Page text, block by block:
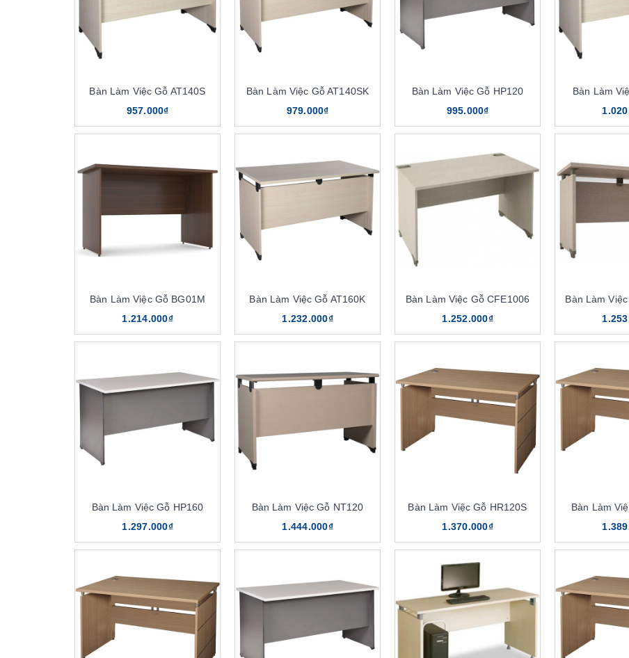
Bàn Làm Việc Gỗ AT140S
957.000₫
Bàn Làm Việc Gỗ AT140SK
979.000₫
Bàn Làm Việc Gỗ HP120
995.000₫
Bàn Làm
Bàn Làm Việc Gỗ BG01M
1.214.000₫
Bàn Làm Việc Gỗ AT160K
1.232.000₫
Bàn Làm Việc Gỗ CFE1006
1.252.000₫
Bàn Làm
Bàn Làm Việc Gỗ HP160
1.297.000₫
Bàn Làm Việc Gỗ NT120
1.444.000₫
Bàn Làm Việc Gỗ HR120S
1.370.000₫
Bàn Làm